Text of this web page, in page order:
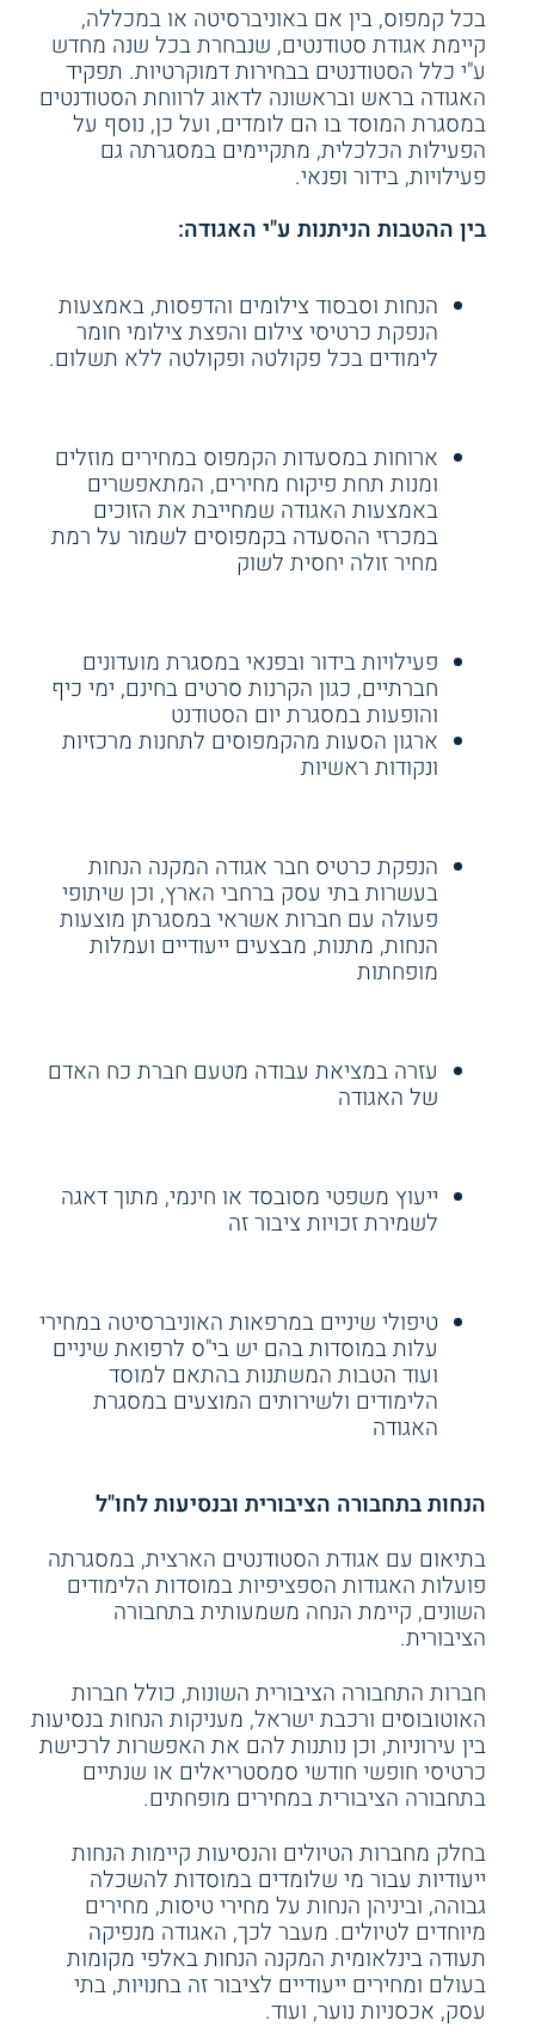
בכל קמפוס, בין אם באוניברסיטה או במכללה,
קיימת אגודת סטודנטים, שנבחרת בכל שנה מחדש
ע"י כלל הסטודנטים בבחירות דמוקרטיות. תפקיד
האגודה בראש ובראשונה לדאוג לרווחת הסטודנטים
במסגרת המוסד בו הם לומדים, ועל כן, נוסף על
הפעילות הכלכלית, מתקיימים במסגרתה גם
פעילויות, בידור ופנאי.
בין ההטבות הניתנות ע"י האגודה:
הנחות וסבסוד צילומים והדפסות, באמצעות
הנפקת כרטיסי צילום והפצת צילומי חומר
לימודים בכל פקולטה ופקולטה ללא תשלום.
ארוחות במסעדות הקמפוס במחירים מוזלים
ומנות תחת פיקוח מחירים, המתאפשרים
באמצעות האגודה שמחייבת את הזוכים
במכרזי ההסעדה בקמפוסים לשמור על רמת
מחיר זולה יחסית לשוק
פעילויות בידור ובפנאי במסגרת מועדונים
חברתיים, כגון הקרנות סרטים בחינם, ימי כיף
והופעות במסגרת יום הסטודנט
ארגון הסעות מהקמפוסים לתחנות מרכזיות
ונקודות ראשיות
הנפקת כרטיס חבר אגודה המקנה הנחות
בעשרות בתי עסק ברחבי הארץ, וכן שיתופי
פעולה עם חברות אשראי במסגרתן מוצעות
הנחות, מתנות, מבצעים ייעודיים ועמלות
מופחתות
עזרה במציאת עבודה מטעם חברת כח האדם
של האגודה
ייעוץ משפטי מסובסד או חינמי, מתוך דאגה
לשמירת זכויות ציבור זה
טיפולי שיניים במרפאות האוניברסיטה במחירי
עלות במוסדות בהם יש בי"ס לרפואת שיניים
ועוד הטבות המשתנות בהתאם למוסד
הלימודים ולשירותים המוצעים במסגרת
האגודה
הנחות בתחבורה הציבורית ובנסיעות לחו"ל
בתיאום עם אגודת הסטודנטים הארצית, במסגרתה
פועלות האגודות הספציפיות במוסדות הלימודים
השונים, קיימת הנחה משמעותית בתחבורה
הציבורית.
חברות התחבורה הציבורית השונות, כולל חברות
האוטובוסים ורכבת ישראל, מעניקות הנחות בנסיעות
בין עירוניות, וכן נותנות להם את האפשרות לרכישת
כרטיסי חופשי חודשי סמסטריאלים או שנתיים
בתחבורה הציבורית במחירים מופחתים.
בחלק מחברות הטיולים והנסיעות קיימות הנחות
ייעודיות עבור מי שלומדים במוסדות להשכלה
גבוהה, וביניהן הנחות על מחירי טיסות, מחירים
מיוחדים לטיולים. מעבר לכך, האגודה מנפיקה
תעודה בינלאומית המקנה הנחות באלפי מקומות
בעולם ומחירים ייעודיים לציבור זה בחנויות, בתי
עסק, אכסניות נוער, ועוד.